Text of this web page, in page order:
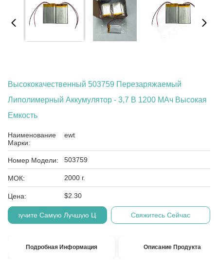
Высококачественный 503759 Перезаряжаемый
Липолимерный Аккумулятор - 3,7 В 1200 МАч Высокая
Емкость
Наименование
Марки:
ewt
Номер Модели: 503759
МОК: 2000 г.
Цена: $2.30
Получите Самую Лучшую Цену Свяжитесь Сейчас
Подробная Информация Описание Продукта